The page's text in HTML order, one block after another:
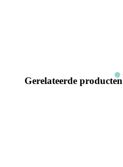
Gerelateerde producten